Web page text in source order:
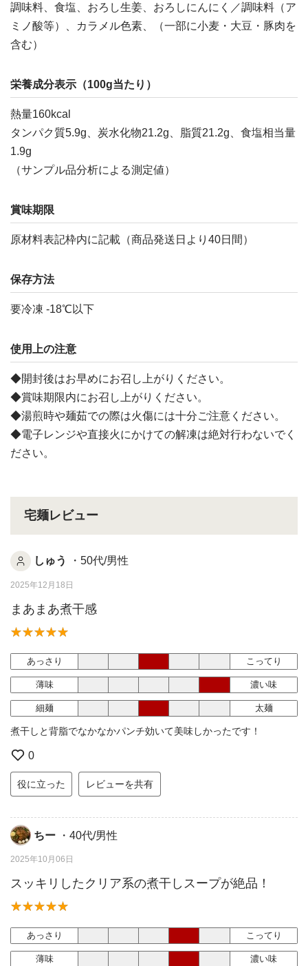
調味料、食塩、おろし生姜、おろしにんにく／調味料（ア
ミノ酸等）、カラメル色素、（一部に小麦・大豆・豚肉を
含む）
栄養成分表示（100g当たり）
熱量160kcal
タンパク質5.9g、炭水化物21.2g、脂質21.2g、食塩相当量
1.9g
（サンプル品分析による測定値）
賞味期限
原材料表記枠内に記載（商品発送日より40日間）
保存方法
要冷凍 -18℃以下
使用上の注意
◆開封後はお早めにお召し上がりください。
◆賞味期限内にお召し上がりください。
◆湯煎時や麺茹での際は火傷には十分ご注意ください。
◆電子レンジや直接火にかけての解凍は絶対行わないでく
ださい。
宅麺レビュー
しゅう ・50代/男性
2025年12月18日
まあまあ煮干感
あっさり こってり
薄味 濃い味
細麺 太麺
煮干しと背脂でなかなかパンチ効いて美味しかったです！
0
役に立った レビューを共有
ちー ・40代/男性
2025年10月06日
スッキリしたクリア系の煮干しスープが絶品！
あっさり こってり
薄味 濃い味